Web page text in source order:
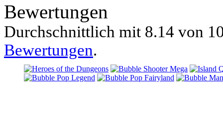
Bewertungen
Durchschnittlich mit 8.14 von
Bewertungen.